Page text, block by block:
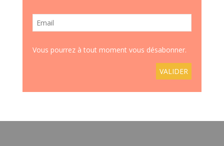
Vous pourrez à tout moment vous désabonner.